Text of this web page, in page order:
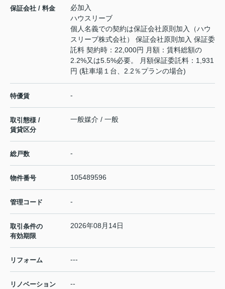
保証会社 / 料金
必加入
ハウスリーブ
個人名義での契約は保証会社原則加入（ハウ
スリーブ株式会社） 保証会社原則加入 保証委
託料 契約時：22,000円 月額：賃料総額の
2.2%又は5.5%必要。 月額保証委託料：1,931
円 (駐車場１台、2.2％プランの場合)
特優賃 -
取引態様 /
賃貸区分
一般媒介 / 一般
総戸数 -
物件番号 105489596
管理コード -
取引条件の
有効期限
2026年08月14日
リフォーム ---
リノベーション --